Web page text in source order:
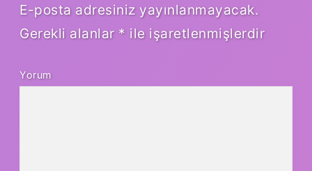
E-posta adresiniz yayınlanmayacak.
Gerekli alanlar * ile işaretlenmişlerdir
Yorum